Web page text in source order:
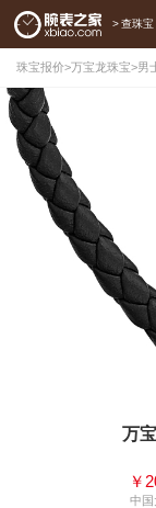
> 查珠宝
珠宝报价>万宝龙珠宝>男
万
￥
中国